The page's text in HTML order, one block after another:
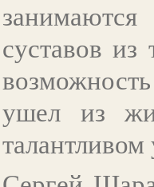
суставов
ушел из